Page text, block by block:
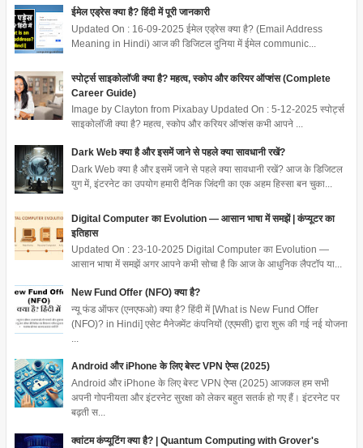
ईमेल एड्रेस क्या है? हिंदी में पूरी जानकारी
Updated On : 16-09-2025 ईमेल एड्रेस क्या है? (Email Address
Meaning in Hindi) आज की डिजिटल दुनिया में ईमेल communic...
स्पोर्ट्स साइकोलॉजी क्या है? महत्व, स्कोप और करियर ऑप्शंस (Complete
Career Guide)
Image by Clayton from Pixabay Updated On : 5-12-2025 स्पोर्ट्स
साइकोलॉजी क्या है? महत्व, स्कोप और करियर ऑप्शंस कभी आपने ...
Dark Web क्या है और इसमें जाने से पहले क्या सावधानी रखें?
Dark Web क्या है और इसमें जाने से पहले क्या सावधानी रखें? आज के डिजिटल
युग में, इंटरनेट का उपयोग हमारी दैनिक जिंदगी का एक अहम हिस्सा बन चुका...
Digital Computer का Evolution — आसान भाषा में समझें | कंप्यूटर का
इतिहास
Updated On : 23-10-2025 Digital Computer का Evolution —
आसान भाषा में समझें अगर आपने कभी सोचा है कि आज के आधुनिक लैपटॉप या...
New Fund Offer (NFO) क्या है?
न्यू फंड ऑफर (एनएफओ) क्या है? हिंदी में [What is New Fund Offer
(NFO)? in Hindi] एसेट मैनेजमेंट कंपनियों (एएमसी) द्वारा शुरू की गई नई योजना
Android और iPhone के लिए बेस्ट VPN ऐप्स (2025)
Android और iPhone के लिए बेस्ट VPN ऐप्स (2025) आजकल हम सभी
अपनी गोपनीयता और इंटरनेट सुरक्षा को लेकर बहुत सतर्क हो गए हैं। इंटरनेट पर
बढ़ती स...
क्वांटम कंप्यूटिंग क्या है? | Quantum Computing with Grover's